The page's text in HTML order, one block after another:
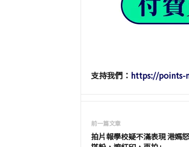
支持我們： https://points-
前一篇文章
拍片報學校疑不滿表現 港媽